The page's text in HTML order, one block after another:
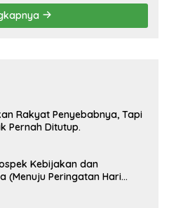
Rakyat Penyebabnya, Tapi
Pernah Ditutup.
Kebijakan dan
(Menuju Peringatan Hari